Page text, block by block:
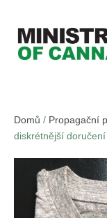
Domů / Propagační
diskrétnější